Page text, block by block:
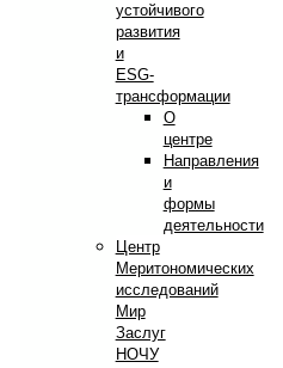
устойчивого
развития
и
ESG-
трансформации
О
центре
Направления
и
формы
деятельности
Центр
Меритономических
исследований
Мир
Заслуг
НОЧУ